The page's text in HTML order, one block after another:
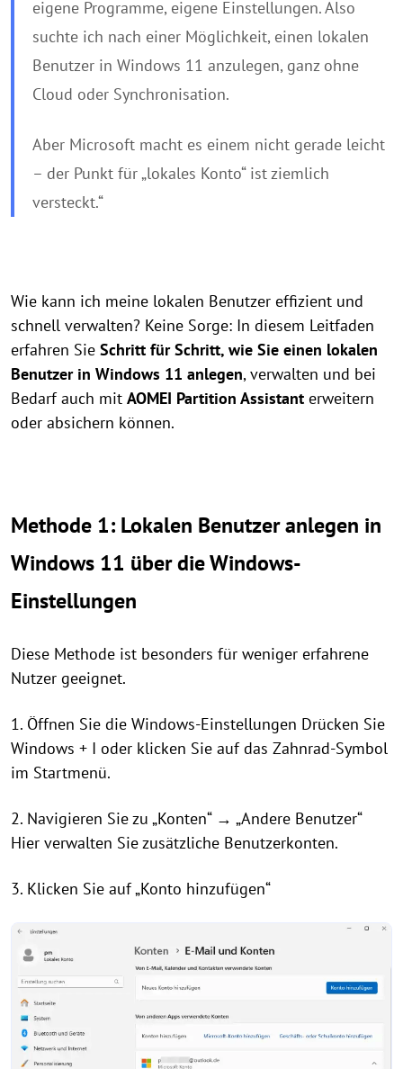
eigene Programme, eigene Einstellungen. Also
suchte ich nach einer Möglichkeit, einen lokalen
Benutzer in Windows 11 anzulegen, ganz ohne
Cloud oder Synchronisation.
Aber Microsoft macht es einem nicht gerade leicht
– der Punkt für „lokales Konto“ ist ziemlich
versteckt.“
Wie kann ich meine lokalen Benutzer effizient und
schnell verwalten? Keine Sorge: In diesem Leitfaden
erfahren Sie Schritt für Schritt, wie Sie einen lokalen
Benutzer in Windows 11 anlegen, verwalten und bei
Bedarf auch mit AOMEI Partition Assistant erweitern
oder absichern können.
Methode 1: Lokalen Benutzer anlegen in
Windows 11 über die Windows-
Einstellungen
Diese Methode ist besonders für weniger erfahrene
Nutzer geeignet.
1. Öffnen Sie die Windows-Einstellungen Drücken Sie
Windows + I oder klicken Sie auf das Zahnrad-Symbol
im Startmenü.
2. Navigieren Sie zu „Konten“ → „Andere Benutzer“
Hier verwalten Sie zusätzliche Benutzerkonten.
3. Klicken Sie auf „Konto hinzufügen“